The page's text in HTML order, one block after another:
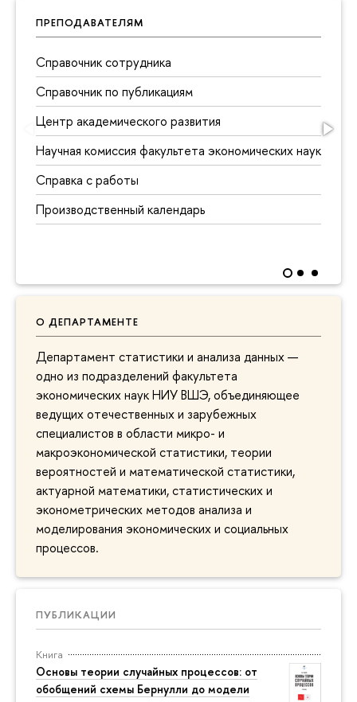
ПРЕПОДАВАТЕЛЯМ
Справочник сотрудника
Справочник по публикациям
Центр академического развития
Научная комиссия факультета экономических наук
Справка с работы
Производственный календарь
О ДЕПАРТАМЕНТЕ
Департамент статистики и анализа данных —
одно из подразделений факультета
экономических наук НИУ ВШЭ, объединяющее
ведущих отечественных и зарубежных
специалистов в области микро- и
макроэкономической статистики, теории
вероятностей и математической статистики,
актуарной математики, статистических и
эконометрических методов анализа и
моделирования экономических и социальных
процессов.
ПУБЛИКАЦИИ
Книга
Основы теории случайных процессов: от
обобщений схемы Бернулли до модели